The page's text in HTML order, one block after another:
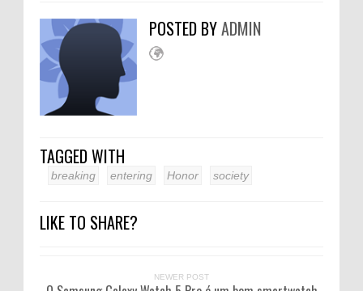
POSTED BYADMIN
TAGGED WITH
breaking entering Honor society
LIKE TO SHARE?
NEWER POST